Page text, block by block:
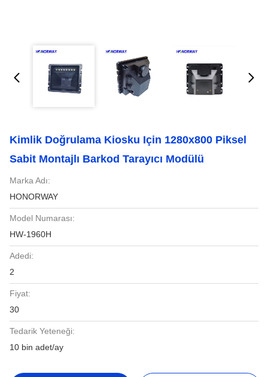
Kimlik Doğrulama Kiosku Için 1280x800 Piksel
Sabit Montajlı Barkod Tarayıcı Modülü
Marka Adı:
HONORWAY
Model Numarası:
HW-1960H
Adedi:
2
Fiyat:
30
Tedarik Yeteneği:
10 bin adet/ay